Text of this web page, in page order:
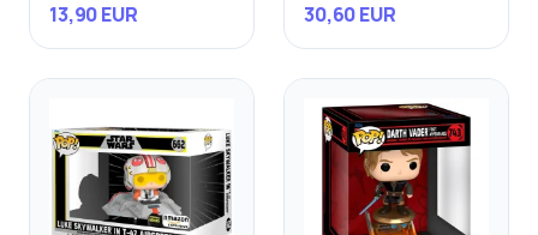
13,90 EUR 30,60 EUR